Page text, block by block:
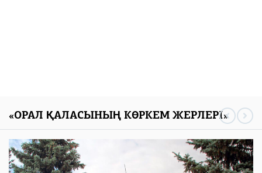
«ОРАЛ ҚАЛАСЫНЫҢ КӨРКЕМ ЖЕРЛЕРІ»